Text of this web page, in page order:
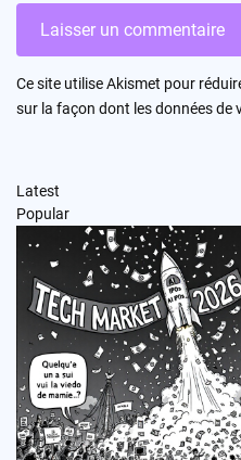
Ce site utilise Akismet pour
sur la façon dont les données
Latest
Popular